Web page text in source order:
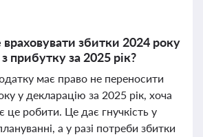
збитки 2024 року
прибутку за 2025 рік?
має право не переносити
у декларацію за 2025 рік, хоча
це робити. Це дає гнучкість у
а у разі потреби збитки